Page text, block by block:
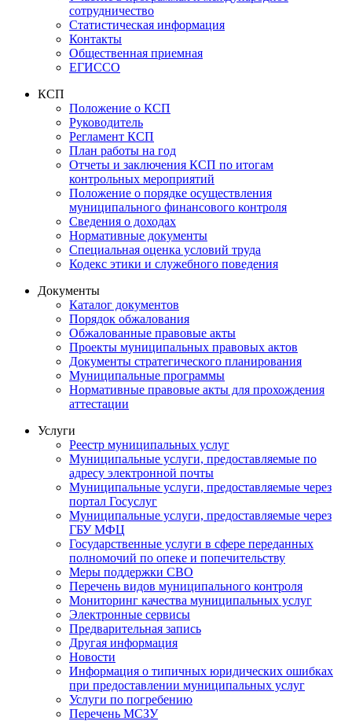
сотрудничество
Статистическая информация
Контакты
Общественная приемная
ЕГИССО
КСП
Положение о КСП
Руководитель
Регламент КСП
План работы на год
Отчеты и заключения КСП по итогам
контрольных мероприятий
Положение о порядке осуществления
муниципального финансового контроля
Сведения о доходах
Нормативные документы
Специальная оценка условий труда
Кодекс этики и служебного поведения
Документы
Каталог документов
Порядок обжалования
Обжалованные правовые акты
Проекты муниципальных правовых актов
Документы стратегического планирования
Муниципальные программы
Нормативные правовые акты для прохождения
аттестации
Услуги
Реестр муниципальных услуг
Муниципальные услуги, предоставляемые по
адресу электронной почты
Муниципальные услуги, предоставляемые через
портал Госуслуг
Муниципальные услуги, предоставляемые через
ГБУ МФЦ
Государственные услуги в сфере переданных
полномочий по опеке и попечительству
Меры поддержки СВО
Перечень видов муниципального контроля
Мониторинг качества муниципальных услуг
Электронные сервисы
Предварительная запись
Другая информация
Новости
Информация о типичных юридических ошибках
при предоставлении муниципальных услуг
Услуги по погребению
Перечень МСЗУ